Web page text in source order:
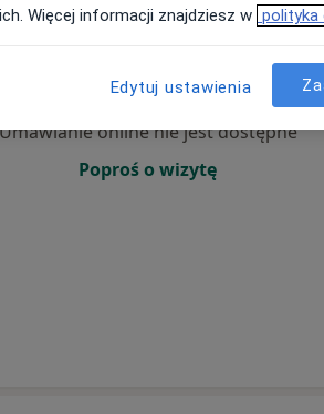
Pon, Wt,
online nie jest dostępne
Poproś o wizytę
Więcej informacji znajdziesz w polityka
Edytuj ustawienia